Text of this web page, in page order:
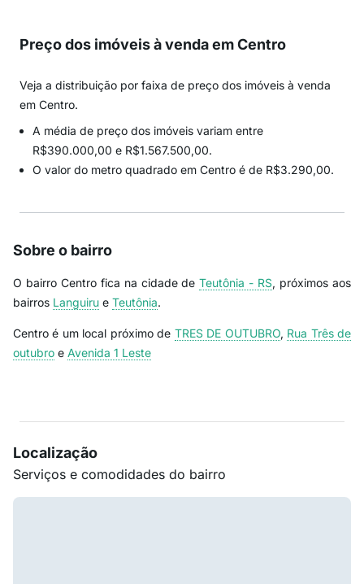
Preço dos imóveis à venda em Centro
Veja a distribuição por faixa de preço dos imóveis à venda
em Centro.
A média de preço dos imóveis variam entre
R$390.000,00 e R$1.567.500,00.
O valor do metro quadrado em Centro é de R$3.290,00.
Sobre o bairro
O bairro Centro fica na cidade deTeutônia - RS, próximos aos
bairros Languiru e Teutônia.
Centro é um local próximo de TRES DE OUTUBRO, Rua Três de
outubro e Avenida 1 Leste
Localização
Serviços e comodidades do bairro